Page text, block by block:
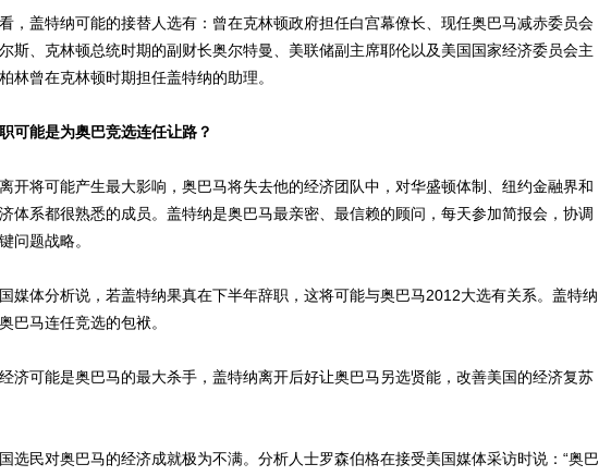
盖特纳可能的接替人选有：曾在克林顿政府担任白宫幕僚长、现任奥巴马减赤委员会
斯、克林顿总统时期的副财长奥尔特曼、美联储副主席耶伦以及美国国家经济委员会主
林曾在克林顿时期担任盖特纳的助理。
可能是为奥巴竞选连任让路？
将可能产生最大影响，奥巴马将失去他的经济团队中，对华盛顿体制、纽约金融界和
体系都很熟悉的成员。盖特纳是奥巴马最亲密、最信赖的顾问，每天参加简报会，协调
问题战略。
体分析说，若盖特纳果真在下半年辞职，这将可能与奥巴马2012大选有关系。盖特纳
巴马连任竞选的包袱。
可能是奥巴马的最大杀手，盖特纳离开后好让奥巴马另选贤能，改善美国的经济复苏
民对奥巴马的经济成就极为不满。分析人士罗森伯格在接受美国媒体采访时说：“奥巴